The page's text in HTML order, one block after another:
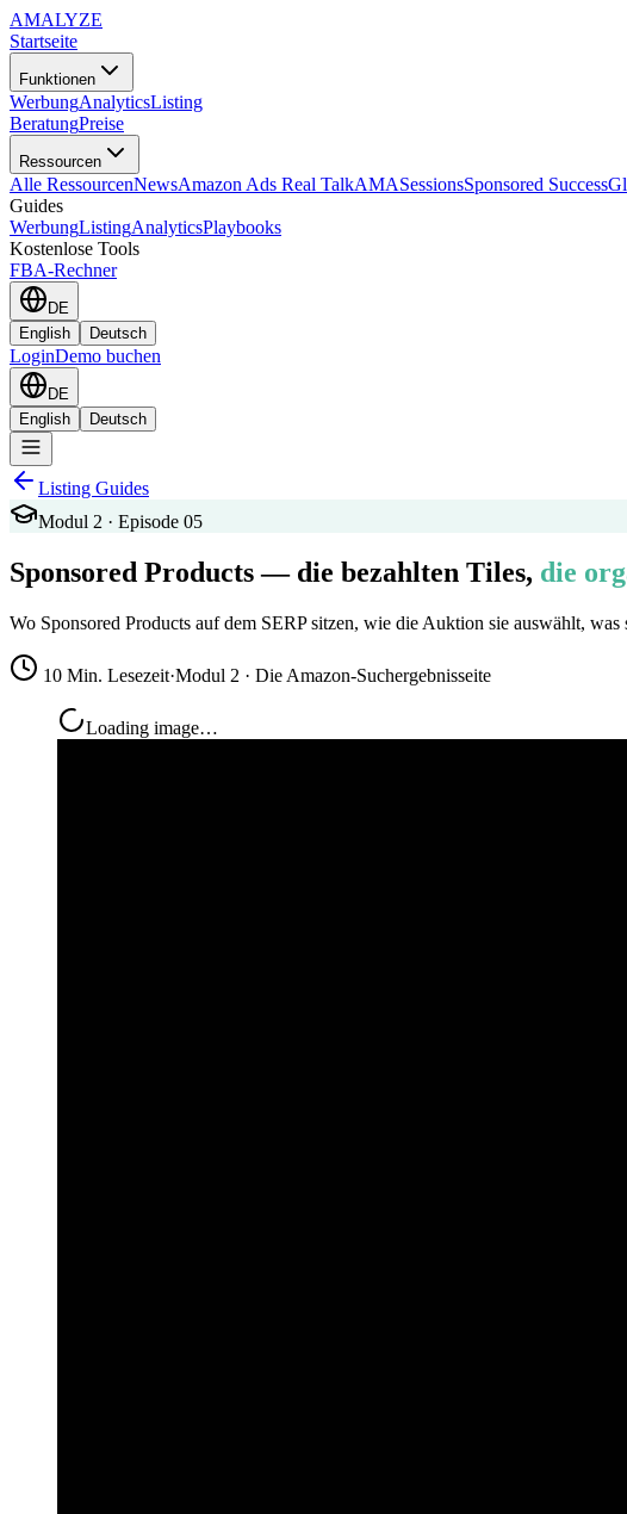
AMALYZE
Startseite
Funktionen
WerbungAnalyticsListing
BeratungPreise
Ressourcen
Alle RessourcenNewsAmazon Ads Real TalkAMASessionsSponsored Success
Guides
WerbungListingAnalyticsPlaybooks
Kostenlose Tools
FBA-Rechner
DE
English
Deutsch
LoginDemo buchen
DE
English
Deutsch
Listing Guides
Modul 2 · Episode 05
Sponsored Products — die bezahlten Tiles, die
Wo Sponsored Products auf dem SERP sitzen, wie die Auktion sie auswählt,
10 Min. Lesezeit·Modul 2 · Die Amazon-Suchergebnisseite
Loading image…